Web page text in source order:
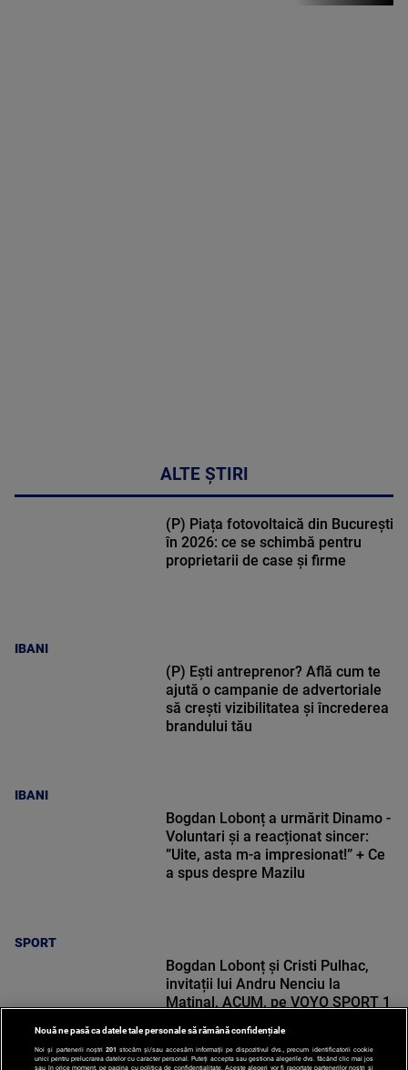
Stirile PRO TV
ALTE ȘTIRI
IBANI
(P) Piața fotovoltaică din București
în 2026: ce se schimbă pentru
proprietarii de case și firme
IBANI
(P) Ești antreprenor? Află cum te
ajută o campanie de advertoriale
să crești vizibilitatea și încrederea
brandului tău
SPORT
Bogdan Lobonț a urmărit Dinamo -
Voluntari și a reacționat sincer:
”Uite, asta m-a impresionat!” + Ce
a spus despre Mazilu
Bogdan Lobonț și Cristi Pulhac,
invitații lui Andru Nenciu la
Matinal, ACUM, pe VOYO SPORT 1
Nouă ne pasă ca datele tale personale să rămână confidențiale
Noi și partenerii noștri 201 stocăm și/sau accesăm informații pe dispozitivul dvs., precum identificatorii cookie
unici pentru prelucrarea datelor cu caracter personal. Puteți accepta sau gestiona alegerile dvs. făcând clic mai jos
sau în orice moment, pe pagina cu politica de confidențialitate. Aceste alegeri vor fi raportate partenerilor noștri și